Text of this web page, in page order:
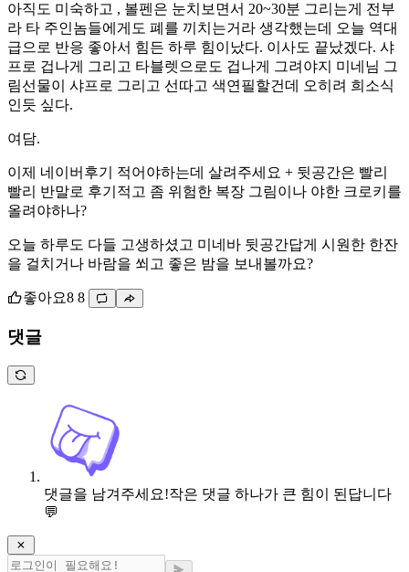
아직도 미숙하고 , 볼펜은 눈치보면서 20~30분 그리는게 전부
라 타 주인놈들에게도 폐를 끼치는거라 생각했는데 오늘 역대
급으로 반응 좋아서 힘든 하루 힘이났다. 이사도 끝났겠다. 샤
프로 겁나게 그리고 타블렛으로도 겁나게 그려야지 미네님 그
림선물이 샤프로 그리고 선따고 색연필할건데 오히려 희소식
인듯 싶다.
여담.
이제 네이버후기 적어야하는데 살려주세요 + 뒷공간은 빨리
빨리 반말로 후기적고 좀 위험한 복장 그림이나 야한 크로키를
올려야하나?
오늘 하루도 다들 고생하셨고 미네바 뒷공간답게 시원한 한잔
을 걸치거나 바람을 쐬고 좋은 밤을 보내볼까요?
좋아요8 8
댓글
댓글을 남겨주세요!작은 댓글 하나가 큰 힘이 된답니다
💬